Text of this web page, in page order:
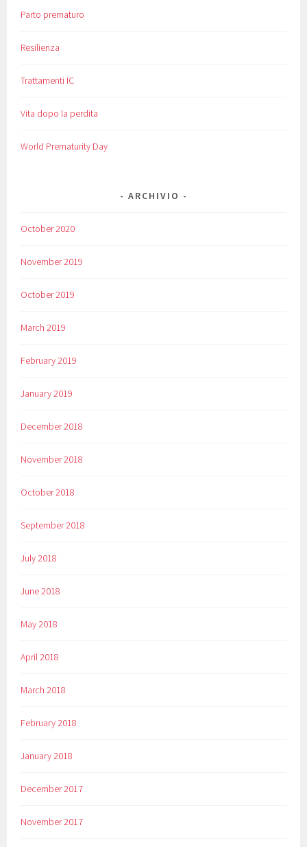
Parto prematuro
Resilienza
Trattamenti IC
Vita dopo la perdita
World Prematurity Day
ARCHIVIO
October 2020
November 2019
October 2019
March 2019
February 2019
January 2019
December 2018
November 2018
October 2018
September 2018
July 2018
June 2018
May 2018
April 2018
March 2018
February 2018
January 2018
December 2017
November 2017